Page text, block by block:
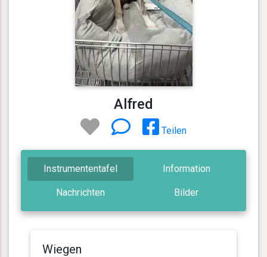
Alfred
Teilen
Instrumententafel Information
Nachrichten Bilder
Wiegen